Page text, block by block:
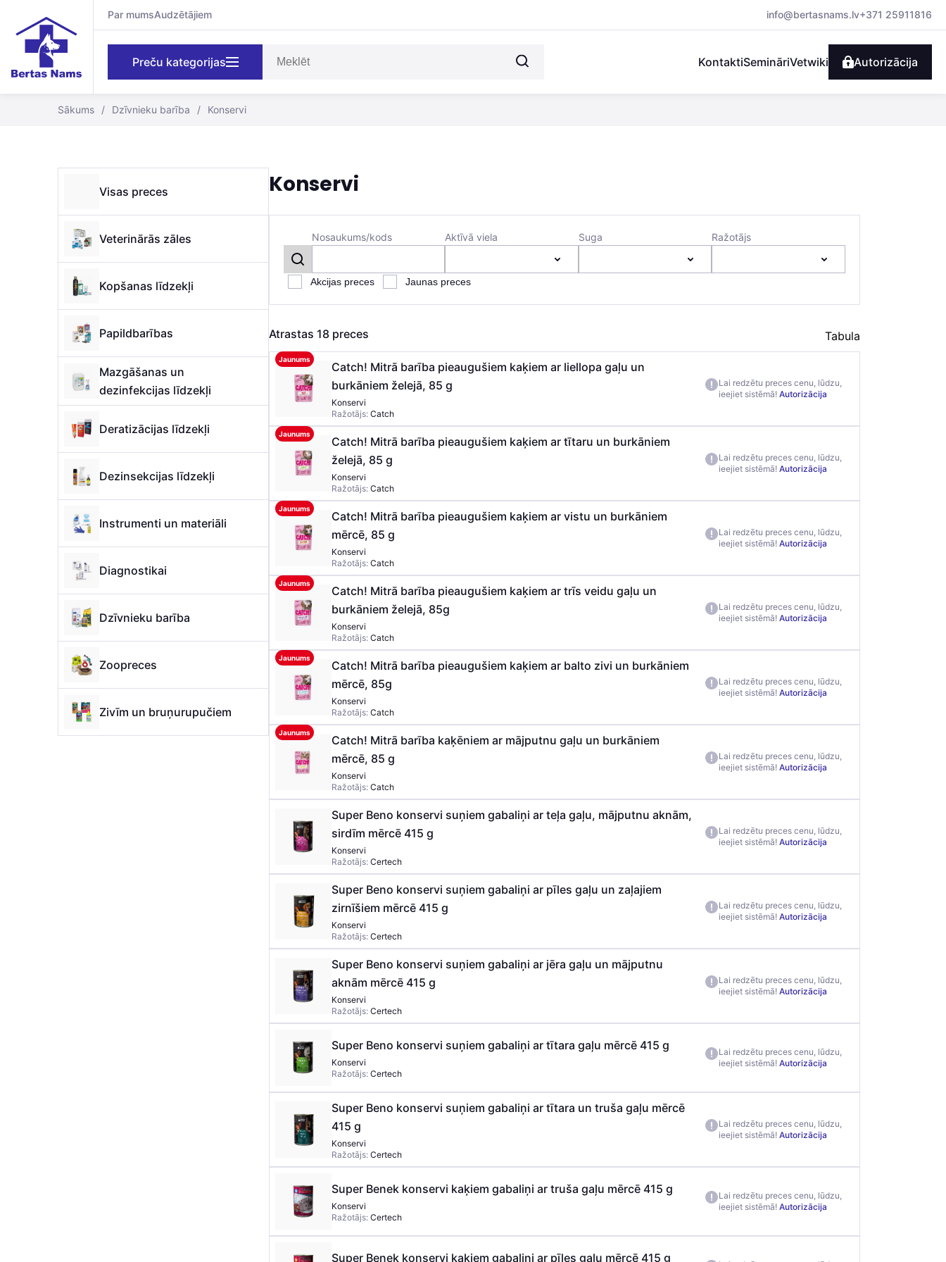
Par mumsAudzētājiem info@bertasnams.lv+371 25911816
Preču kategorijas KontaktiSemināriVetwiki Autorizācija
Sākums / Dzīvnieku barība / Konservi
Visas preces
Veterinārās zāles
Kopšanas līdzekļi
Papildbarības
Mazgāšanas un
dezinfekcijas līdzekļi
Deratizācijas līdzekļi
Dezinsekcijas līdzekļi
Instrumenti un materiāli
Diagnostikai
Dzīvnieku barība
Zoopreces
Zivīm un bruņurupučiem
Konservi
Nosaukums/kods Aktīvā viela Suga Ražotājs
Akcijas preces Jaunas preces
Atrastas 18preces Tabula
Jaunums
Catch! Mitrā barība pieaugušiem kaķiem ar liellopa gaļu un
burkāniem želejā, 85 g
Konservi
Ražotājs: Catch
Lai redzētu preces cenu, lūdzu,
ieejiet sistēmā! Autorizācija
Jaunums
Catch! Mitrā barība pieaugušiem kaķiem ar tītaru un burkāniem
želejā, 85 g
Konservi
Ražotājs: Catch
Lai redzētu preces cenu, lūdzu,
ieejiet sistēmā! Autorizācija
Jaunums
Catch! Mitrā barība pieaugušiem kaķiem ar vistu un burkāniem
mērcē, 85 g
Konservi
Ražotājs: Catch
Lai redzētu preces cenu, lūdzu,
ieejiet sistēmā! Autorizācija
Jaunums
Catch! Mitrā barība pieaugušiem kaķiem ar trīs veidu gaļu un
burkāniem želejā, 85g
Konservi
Ražotājs: Catch
Lai redzētu preces cenu, lūdzu,
ieejiet sistēmā! Autorizācija
Jaunums
Catch! Mitrā barība pieaugušiem kaķiem ar balto zivi un burkāniem
mērcē, 85g
Konservi
Ražotājs: Catch
Lai redzētu preces cenu, lūdzu,
ieejiet sistēmā! Autorizācija
Jaunums
Catch! Mitrā barība kaķēniem ar mājputnu gaļu un burkāniem
mērcē, 85 g
Konservi
Ražotājs: Catch
Lai redzētu preces cenu, lūdzu,
ieejiet sistēmā! Autorizācija
Super Beno konservi suņiem gabaliņi ar teļa gaļu, mājputnu aknām,
sirdīm mērcē 415 g
Konservi
Ražotājs: Certech
Lai redzētu preces cenu, lūdzu,
ieejiet sistēmā! Autorizācija
Super Beno konservi suņiem gabaliņi ar pīles gaļu un zaļajiem
zirnīšiem mērcē 415 g
Konservi
Ražotājs: Certech
Lai redzētu preces cenu, lūdzu,
ieejiet sistēmā! Autorizācija
Super Beno konservi suņiem gabaliņi ar jēra gaļu un mājputnu
aknām mērcē 415 g
Konservi
Ražotājs: Certech
Lai redzētu preces cenu, lūdzu,
ieejiet sistēmā! Autorizācija
Super Beno konservi suņiem gabaliņi ar tītara gaļu mērcē 415 g
Konservi
Ražotājs: Certech
Lai redzētu preces cenu, lūdzu,
ieejiet sistēmā! Autorizācija
Super Beno konservi suņiem gabaliņi ar tītara un truša gaļu mērcē
415 g
Konservi
Ražotājs: Certech
Lai redzētu preces cenu, lūdzu,
ieejiet sistēmā! Autorizācija
Super Benek konservi kaķiem gabaliņi ar truša gaļu mērcē 415 g
Konservi
Ražotājs: Certech
Lai redzētu preces cenu, lūdzu,
ieejiet sistēmā! Autorizācija
Super Benek konservi kaķiem gabaliņi ar pīles gaļu mērcē 415 g